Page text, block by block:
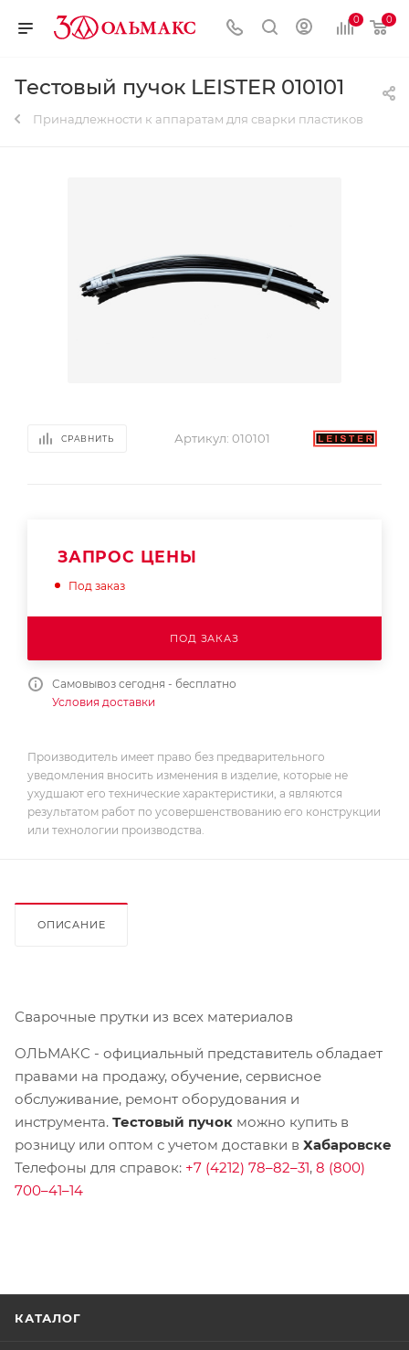
0 0
Тестовый пучок LEISTER 010101
Принадлежности к аппаратам для сварки пластиков
СРАВНИТЬ Артикул: 010101
ЗАПРОС ЦЕНЫ
Под заказ
ПОД ЗАКАЗ
Самовывоз сегодня - бесплатно
Условия доставки
Производитель имеет право без предварительного
уведомления вносить изменения в изделие, которые не
ухудшают его технические характеристики, а являются
результатом работ по усовершенствованию его конструкции
или технологии производства.
ОПИСАНИЕ
Сварочные прутки из всех материалов
ОЛЬМАКС - официальный представитель обладает
правами на продажу, обучение, сервисное
обслуживание, ремонт оборудования и
инструмента. Тестовый пучок можно купить в
розницу или оптом с учетом доставки в Хабаровске
Телефоны для справок: +7 (4212) 78–82–31, 8 (800)
700–41–14
КАТАЛОГ